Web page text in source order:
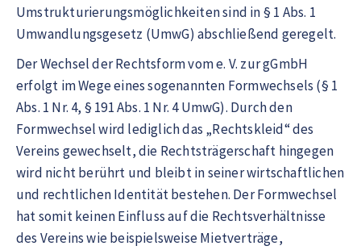
Umstrukturierungsmöglichkeiten sind in § 1 Abs. 1
Umwandlungsgesetz (UmwG) abschließend geregelt.
Der Wechsel der Rechtsform vom e. V. zur gGmbH
erfolgt im Wege eines sogenannten Formwechsels (§ 1
Abs. 1 Nr. 4, § 191 Abs. 1 Nr. 4 UmwG). Durch den
Formwechsel wird lediglich das „Rechtskleid“ des
Vereins gewechselt, die Rechtsträgerschaft hingegen
wird nicht berührt und bleibt in seiner wirtschaftlichen
und rechtlichen Identität bestehen. Der Formwechsel
hat somit keinen Einfluss auf die Rechtsverhältnisse
des Vereins wie beispielsweise Mietverträge,